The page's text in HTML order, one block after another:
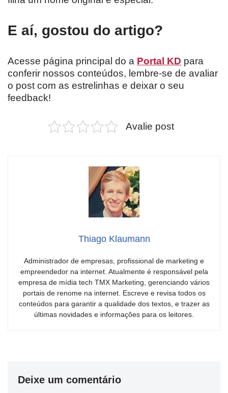
E aí, gostou do artigo?
Acesse página principal do a Portal KD para
conferir nossos conteúdos, lembre-se de avaliar
o post com as estrelinhas e deixar o seu
feedback!
Avalie post
Thiago Klaumann
Administrador de empresas, profissional de marketing e
empreendedor na internet. Atualmente é responsável pela
empresa de mídia tech TMX Marketing, gerenciando vários
portais de renome na internet. Escreve e revisa todos os
conteúdos para garantir a qualidade dos textos, e trazer as
últimas novidades e informações para os leitores.
Deixe um comentário